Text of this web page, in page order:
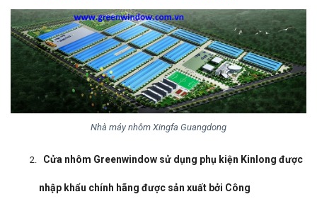
Nhà máy nhôm Xingfa Guangdong
Cửa nhôm Greenwindow sử dụng phụ kiện Kinlong được
nhập khẩu chính hãng được sản xuất bởi Công